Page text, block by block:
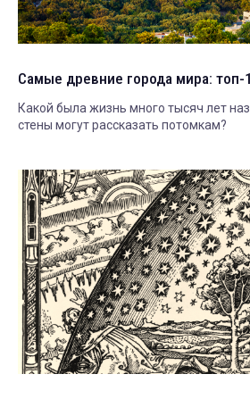
Самые древние города мира: топ-
Какой была жизнь много тысяч лет
стены могут рассказать потомкам?